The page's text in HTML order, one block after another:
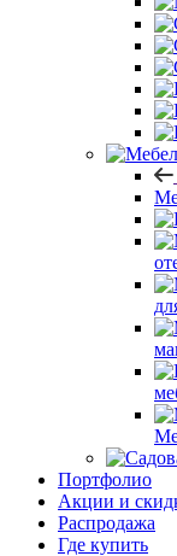
Портфолио
Акции и
Распродажа
Где купить